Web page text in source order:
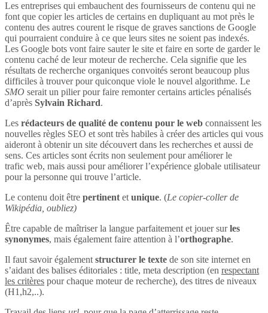
Les entreprises qui embauchent des fournisseurs de contenu qui ne
font que copier les articles de certains en dupliquant au mot près le
contenu des autres courent le risque de graves sanctions de Google
qui pourraient conduire à ce que leurs sites ne soient pas indexés.
Les Google bots vont faire sauter le site et faire en sorte de garder le
contenu caché de leur moteur de recherche. Cela signifie que les
résultats de recherche organiques convoités seront beaucoup plus
difficiles à trouver pour quiconque viole le nouvel algorithme. Le
SMO serait un pilier pour faire remonter certains articles pénalisés
d’après Sylvain Richard.
Les rédacteurs de qualité de contenu pour le web connaissent les
nouvelles règles SEO et sont très habiles à créer des articles qui vous
aideront à obtenir un site découvert dans les recherches et aussi de
sens. Ces articles sont écrits non seulement pour améliorer le
trafic web, mais aussi pour améliorer l’expérience globale utilisateur
pour la personne qui trouve l’article.
Le contenu doit être pertinent et unique. (Le copier-coller de
Wikipédia, oubliez)
Être capable de maîtriser la langue parfaitement et jouer surles
synonymes, mais également faire attention à l’orthographe.
Il faut savoir également structurer le texte de son site internet en
s’aidant des balises éditoriales : title, meta description (en respectant
les critères pour chaque moteur de recherche), des titres de niveaux
(H1,h2,..).